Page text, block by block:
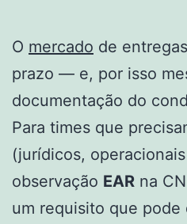
O mercado de
prazo — e, por isso
documentação do
Para times que
(jurídicos,
observação EAR na
um requisito que pode